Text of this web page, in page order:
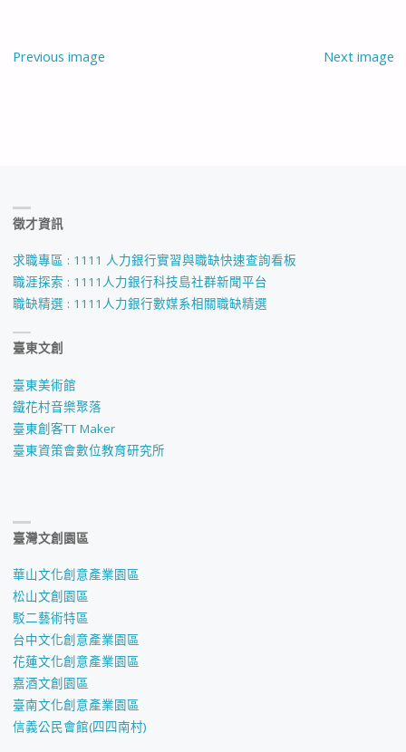
Previous image Next image
徵才資訊
求職專區 : 1111 人力銀行實習與職缺快速查詢看板
職涯探索 : 1111人力銀行科技島社群新聞平台
職缺精選 : 1111人力銀行數媒系相關職缺精選
臺東文創
臺東美術館
鐵花村音樂聚落
臺東創客TT Maker
臺東資策會數位教育研究所
臺灣文創園區
華山文化創意產業園區
松山文創園區
駁二藝術特區
台中文化創意產業園區
花蓮文化創意產業園區
嘉酒文創園區
臺南文化創意產業園區
信義公民會館(四四南村)